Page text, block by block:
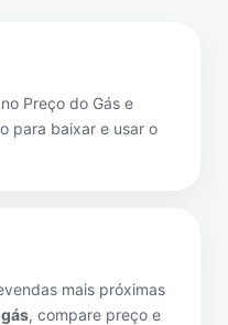
Preço do Gás e
para baixar e usar o
mais próximas
, compare preço e